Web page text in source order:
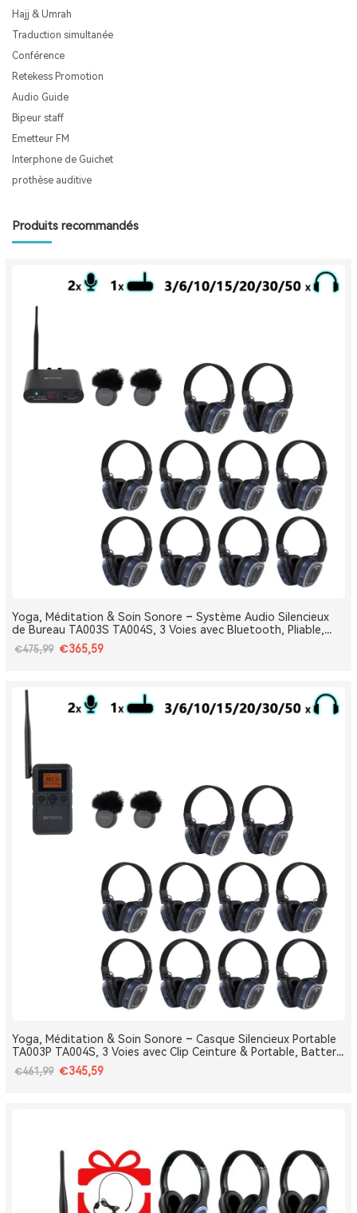
Hajj & Umrah
Traduction simultanée
Conférence
Retekess Promotion
Audio Guide
Bipeur staff
Emetteur FM
Interphone de Guichet
prothèse auditive
Produits recommandés
Yoga, Méditation & Soin Sonore – Système Audio Silencieux
de Bureau TA003S TA004S, 3 Voies avec Bluetooth, Pliable,
Type-C, Bass Boost
€475,99 €365,59
Yoga, Méditation & Soin Sonore – Casque Silencieux Portable
TA003P TA004S, 3 Voies avec Clip Ceinture & Portable, Batterie
Amovible, Bluetooth, Bass Boost
€461,99 €345,59